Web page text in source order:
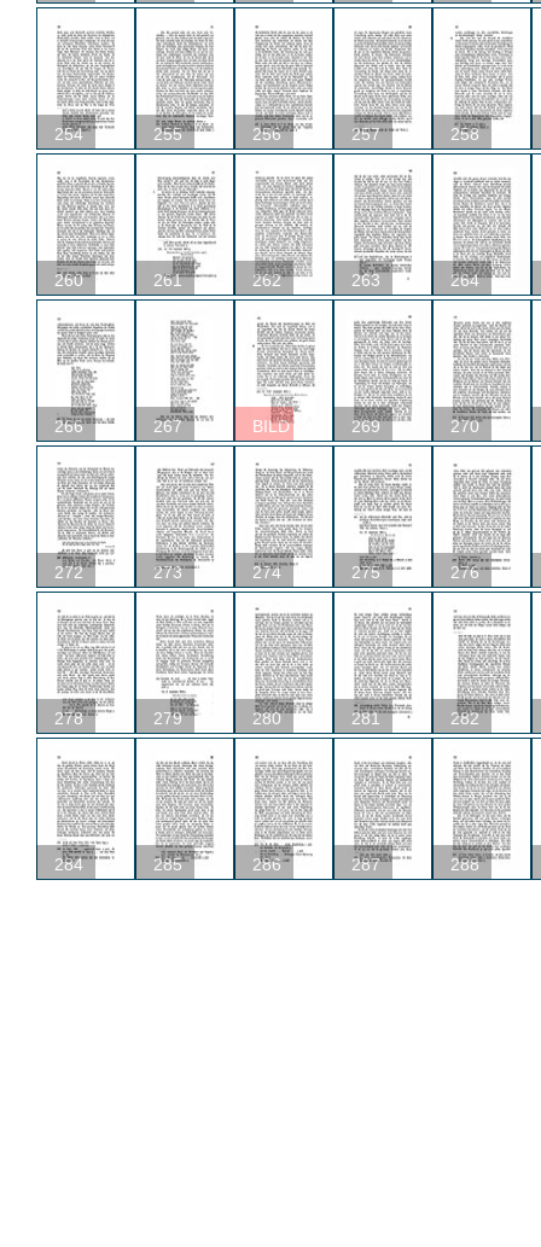
254 255 256 257 258
260 261 262 263 264
266 267 BILD 269 270
272 273 274 275 276
278 279 280 281 282
284 285 286 287 288